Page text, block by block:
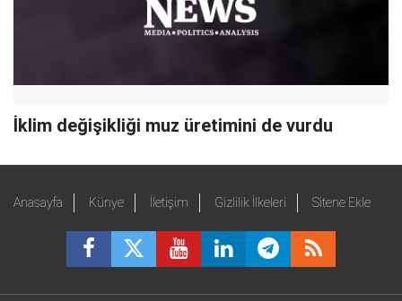
İklim değişikliği muz üretimini de vurdu
Anasayfa Künye İletişim Gizlilik İlkeleri Sitene Ekle